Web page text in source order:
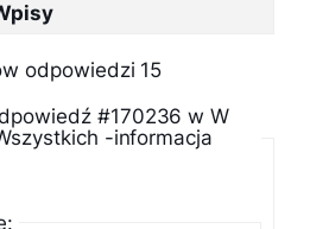
odpowiedzi 15
#170236 w W
-informacja